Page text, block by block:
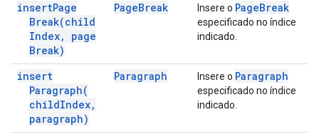
insertPage
Break(child
Index,
page
Break)
PageBreak Insere o PageBreak
especificado no índice
indicado.
insert
Paragraph(
childIndex,
paragraph)
Paragraph Insere o Paragraph
especificado no índice
indicado.